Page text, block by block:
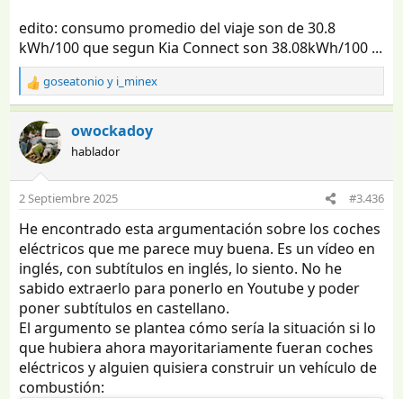
edito: consumo promedio del viaje son de 30.8
kWh/100 que segun Kia Connect son 38.08kWh/100 ...
R
e
a
c
c
o
n
s
:
goseatonioy i_minex
owockadoy
hablador
2 Septiembre 2025 #3.436
He encontrado esta argumentación sobre los coches
eléctricos que me parece muy buena. Es un vídeo en
inglés, con subtítulos en inglés, lo siento. No he
sabido extraerlo para ponerlo en Youtube y poder
poner subtítulos en castellano.
El argumento se plantea cómo sería la situación si lo
que hubiera ahora mayoritariamente fueran coches
eléctricos y alguien quisiera construir un vehículo de
combustión: